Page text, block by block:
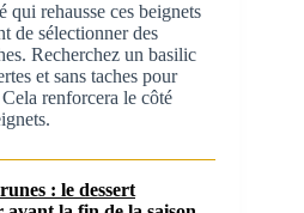
qui rehausse ces beignets
de sélectionner des
Recherchez un basilic
et sans taches pour
renforcera le côté
: le dessert